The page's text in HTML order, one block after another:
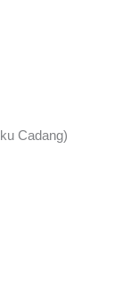
Cadang)